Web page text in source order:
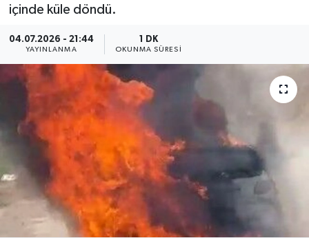
içinde küle döndü.
04.07.2026 - 21:44
YAYINLANMA
1 DK
OKUNMA SÜRESI